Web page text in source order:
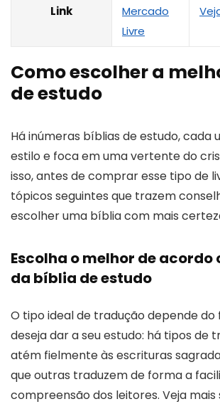
Link
Mercado
Livre
Como escolher a
de estudo
Há inúmeras bíblias de estudo, cada
estilo e foca em uma vertente do
isso, antes de comprar esse tipo de
tópicos seguintes que trazem
escolher uma bíblia com mais
Escolha o melhor de acordo
da bíblia de estudo
O tipo ideal de tradução depende do
deseja dar a seu estudo: há tipos de
atém fielmente às escrituras
que outras traduzem de forma a
compreensão dos leitores. Veja